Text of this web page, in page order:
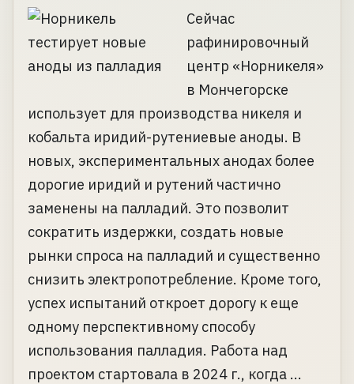
Сейчас
рафинировочный
центр «Норникеля»
в Мончегорске
использует для производства никеля и
кобальта иридий-рутениевые аноды. В
новых, экспериментальных анодах более
дорогие иридий и рутений частично
заменены на палладий. Это позволит
сократить издержки, создать новые
рынки спроса на палладий и существенно
снизить электропотребление. Кроме того,
успех испытаний откроет дорогу к еще
одному перспективному способу
использования палладия. Работа над
проектом стартовала в 2024 г., когда ...